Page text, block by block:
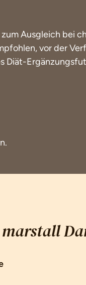
Ausgleich bei
vor der
Diät-
marstall